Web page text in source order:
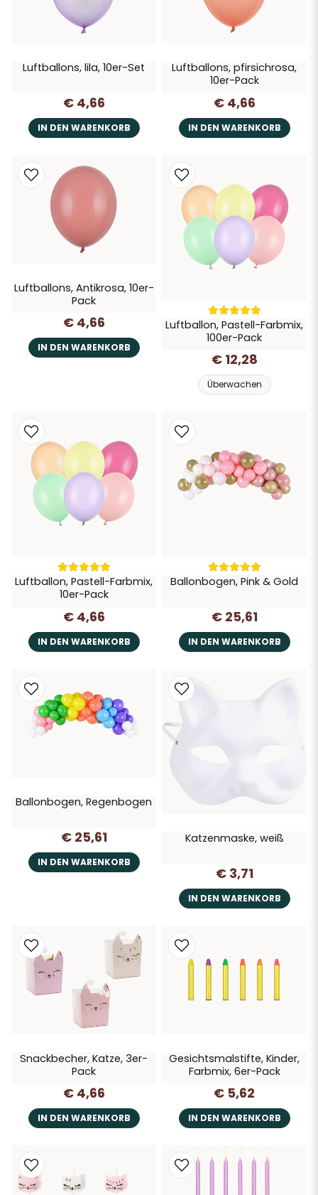
Luftballons, lila, 10er-Set
€ 4,66
IN DEN WARENKORB
Luftballons, pfirsichrosa,
10er-Pack
€ 4,66
IN DEN WARENKORB
Luftballons, Antikrosa, 10er-
Pack
€ 4,66
IN DEN WARENKORB
Luftballon, Pastell-Farbmix,
100er-Pack
€ 12,28
Überwachen
Luftballon, Pastell-Farbmix,
10er-Pack
€ 4,66
IN DEN WARENKORB
Ballonbogen, Pink & Gold
€ 25,61
IN DEN WARENKORB
Ballonbogen, Regenbogen
€ 25,61
IN DEN WARENKORB
Katzenmaske, weiß
€ 3,71
IN DEN WARENKORB
Snackbecher, Katze, 3er-
Pack
€ 4,66
IN DEN WARENKORB
Gesichtsmalstifte, Kinder,
Farbmix, 6er-Pack
€ 5,62
IN DEN WARENKORB